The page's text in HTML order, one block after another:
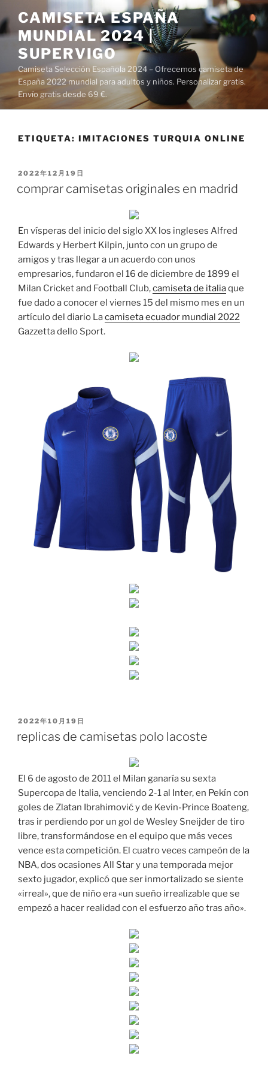
al
contenido
CAMISETA ESPAÑA
MUNDIAL 2024 |
SUPERVIGO
Camiseta Selección Española 2024 – Ofrecemos camiseta de
España 2022 mundial para adultos y niños. Personalizar gratis.
Envío gratis desde 69 €.
ETIQUETA: IMITACIONES TURQUIA ONLINE
PUBLICADO
2022年12月19日
comprar camisetas originales en madrid
En vísperas del inicio del siglo XX los ingleses Alfred
Edwards y Herbert Kilpin, junto con un grupo de
amigos y tras llegar a un acuerdo con unos
empresarios, fundaron el 16 de diciembre de 1899 el
Milan Cricket and Football Club,camiseta de italiaque
fue dado a conocer el viernes 15 del mismo mes en un
artículo del diario Lacamiseta ecuador mundial 2022
Gazzetta dello Sport.
PUBLICADO
2022年10月19日
replicas de camisetas polo lacoste
El 6 de agosto de 2011 el Milan ganaría su sexta
Supercopa de Italia, venciendo 2-1 al Inter, en Pekín con
goles de Zlatan Ibrahimović y de Kevin-Prince Boateng,
tras ir perdiendo por un gol de Wesley Sneijder de tiro
libre, transformándose en el equipo que más veces
vence esta competición. El cuatro veces campeón de la
NBA, dos ocasiones All Star y una temporada mejor
sexto jugador, explicó que ser inmortalizado se siente
«irreal», que de niño era «un sueño irrealizable que se
empezó a hacer realidad con el esfuerzo año tras año».